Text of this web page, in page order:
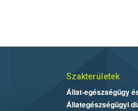
Szakterületek
Állat-egészségügy
Állategészségügyi